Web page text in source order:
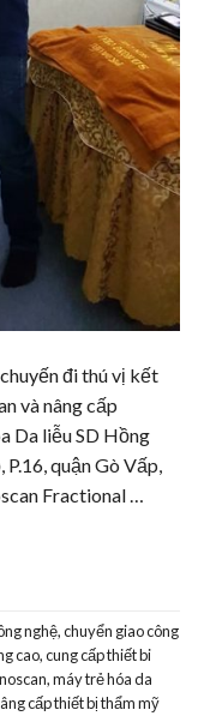
đi thú vị kết
và nâng cấp
Da liễu SD Hồng
quận Gò Vấp,
Fractional …
nghệ,chuyển giao công
cao,cung cấp thiết bi
,máy trẻ hóa da
cấp thiết bị thẩm mỹ